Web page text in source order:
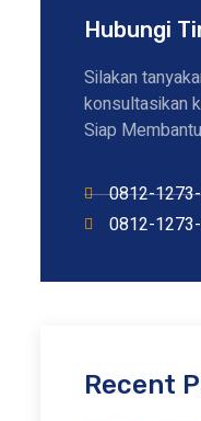
Hubungi
Silakan
konsultasikan
Siap
0812-
0812-
Recent